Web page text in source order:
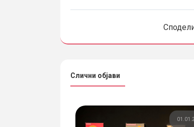
Слични објави